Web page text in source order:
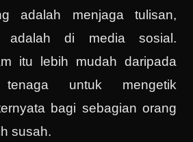
adalah menjaga tulisan,
adalah di media sosial.
itu lebih mudah daripada
tenaga untuk mengetik
bagi sebagian orang
susah.